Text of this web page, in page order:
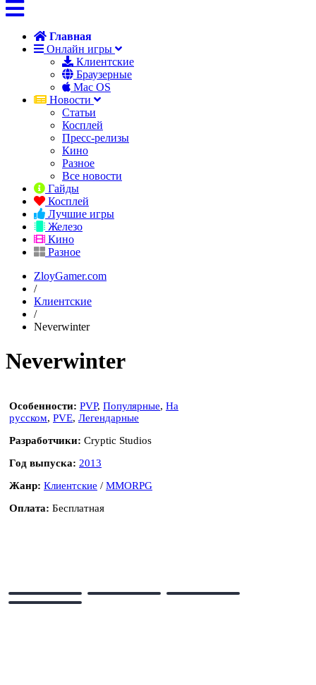
Главная
Онлайн игры
Клиентские
Браузерные
Mac OS
Новости
Статьи
Косплей
Пресс-релизы
Кино
Разное
Все новости
Гайды
Косплей
Лучшие игры
Железо
Кино
Разное
ZloyGamer.com
/
Клиентские
/
Neverwinter
Neverwinter
Особенности: PVP, Популярные, На
русском, PVE, Легендарные
Разработчики: Cryptic Studios
Год выпуска: 2013
Жанр: Клиентские / MMORPG
Оплата: Бесплатная